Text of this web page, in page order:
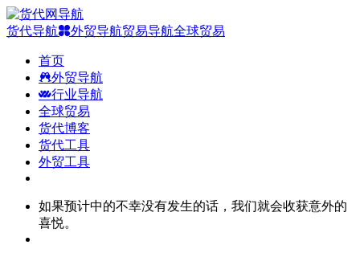
货代导航 外贸导航贸易导航全球贸易
首页
外贸导航
行业导航
全球贸易
货代博客
货代工具
外贸工具
如果预计中的不幸没有发生的话，我们就会收获意外的
喜悦。